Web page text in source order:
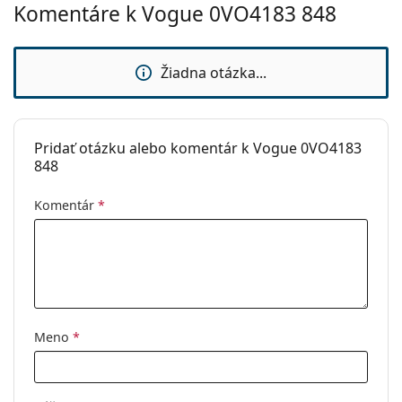
Komentáre k Vogue 0VO4183 848
Žiadna otázka...
Pridať otázku alebo komentár k Vogue 0VO4183
848
Komentár *
Meno *